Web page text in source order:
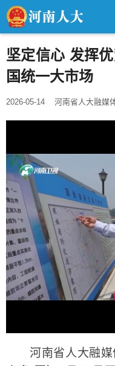
坚定信心 发挥
国统一大市场
2026-05-14 河南省人大融媒
河南省人大融媒